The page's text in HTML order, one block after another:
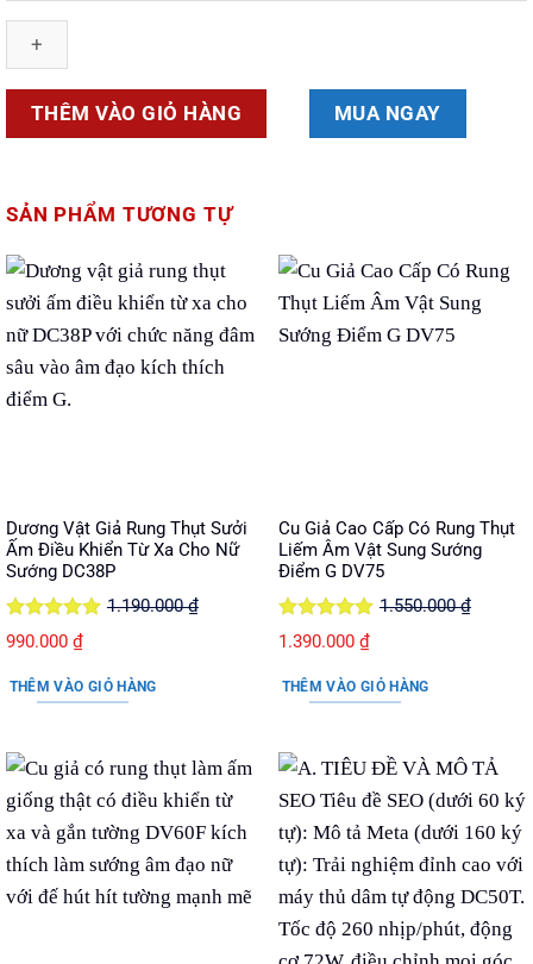
THÊM VÀO GIỎ HÀNG MUA NGAY
SẢN PHẨM TƯƠNG TỰ
Dương Vật Giả Rung Thụt Sưởi
Ấm Điều Khiển Từ Xa Cho Nữ
Sướng DC38P
Được xếp
hạng55
1.190.000₫
Giá
là:
990.000 ₫Giá
tại
THÊM VÀO GIỎ HÀNG
Cu Giả Cao Cấp Có Rung Thụt
Liếm Âm Vật Sung Sướng
Điểm G DV75
Được xếp
hạng55
1.550.000₫
Giá
là:
1.390.000 ₫Giá
tại
THÊM VÀO GIỎ HÀNG